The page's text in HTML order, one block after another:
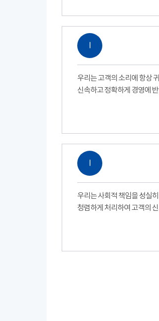
Ⅰ
우리는 고객의 소리에 항상
신속하고 정확하게 경영에
Ⅰ
우리는 사회적 책임을 성실
청렴하게 처리하여 고객의